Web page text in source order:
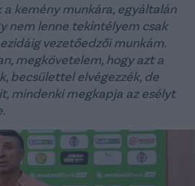
a kemény munkára, egyáltalán
nem lenne tekintélyem csak
vezetőedzői munkám.
megkövetelem, hogy azt a
becsülettel elvégezzék, de
mindenki megkapja az esélyt